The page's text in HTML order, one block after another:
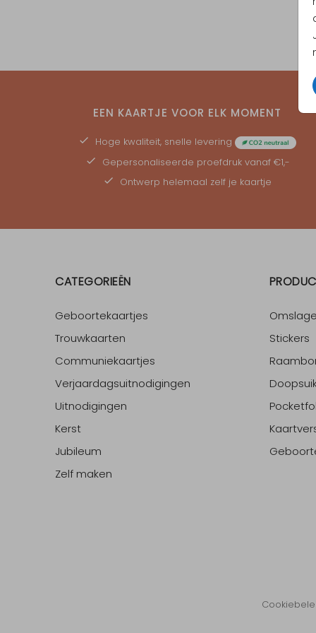
EEN KAARTJE VOOR ELK MOMENT
Hoge kwaliteit, snelle levering
Gepersonaliseerde proefdrukvanaf €1,-
Ontwerp helemaal zelf je kaartje
CATEGORIEËN
Geboortekaartjes
Trouwkaarten
Communiekaartjes
Verjaardagsuitnodigingen
Uitnodigingen
Kerst
Jubileum
Zelf maken
Stickers